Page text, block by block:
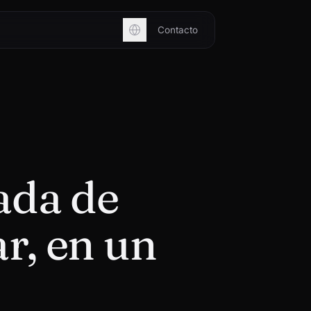
Contacto
de
en un